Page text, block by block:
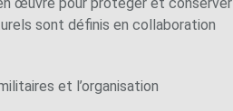
œuvre pour protéger et conserver
sont définis en collaboration
et l’organisation